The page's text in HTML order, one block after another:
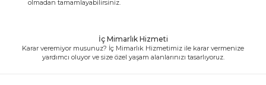
olmadan tamamlayabilirsiniz.
İç Mimarlık Hizmeti
Karar veremiyor musunuz? İç Mimarlık Hizmetimiz ile karar vermenize
yardımcı oluyor ve size özel yaşam alanlarınızı tasarlıyoruz.